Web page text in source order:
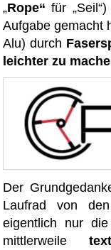
„Rope“ für
Aufgabe gemacht
Alu) durch
leichter zu
Der
Laufrad von
eigentlich nur die
mittlerweile